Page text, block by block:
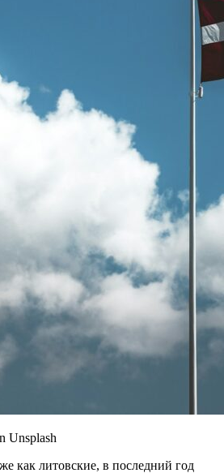
Unsplash
как литовские, в последний год